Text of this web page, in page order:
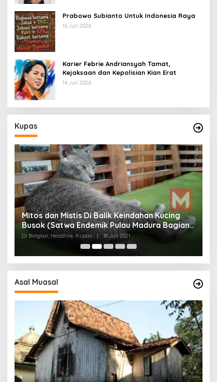
Prabowo Subianto Untuk Indonesia Raya
16 Juli 2026
Karier Febrie Andriansyah Tamat,
Kejaksaan dan Kepolisian Kian Erat
14 Juli 2026
Kupas
Mitos dan Mistis Di Balik Keindahan Kucing
Busok (Satwa Endemik Pulau Madura Bagian
I)
Di Bingkai, Headline, Kupas 18 Juli 2021
Asal Muasal